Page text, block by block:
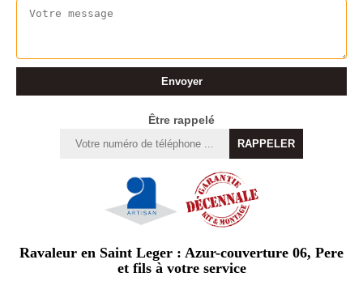
Être rappelé
Ravaleur en Saint Leger : Azur-couverture 06, Pere
et fils à votre service